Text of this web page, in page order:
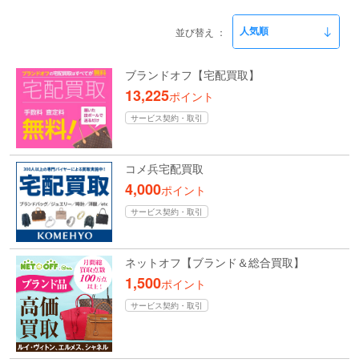
並び替え
ブランドオフ【宅配買取】
13,225ポイント
サービス契約・取引
コメ兵宅配買取
4,000ポイント
サービス契約・取引
ネットオフ【ブランド＆総合買取】
1,500ポイント
サービス契約・取引